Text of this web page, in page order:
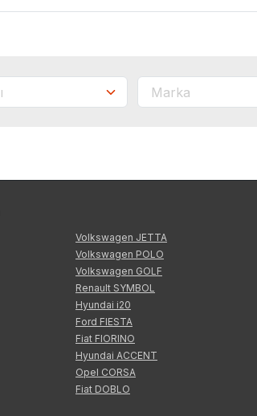
Volkswagen JETTA
Volkswagen POLO
Volkswagen GOLF
Renault SYMBOL
Hyundai i20
Ford FIESTA
Fiat FIORINO
Hyundai ACCENT
Opel CORSA
Fiat DOBLO